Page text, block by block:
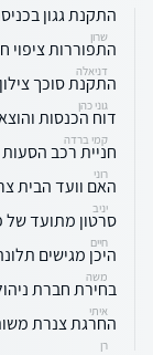
התקנת גגון
שרון
התפוררות
דניאלה
התקנת סוכך
גוני כהן
דוח הכנסות
קמי ברדה
חניית רכב הסעות
רוני
האם וועד הבית
יניב
סרטון מתועד של
חיים
היכן מגישים
משה
בחירת חברת
איתי
החרגת צנרת
רן